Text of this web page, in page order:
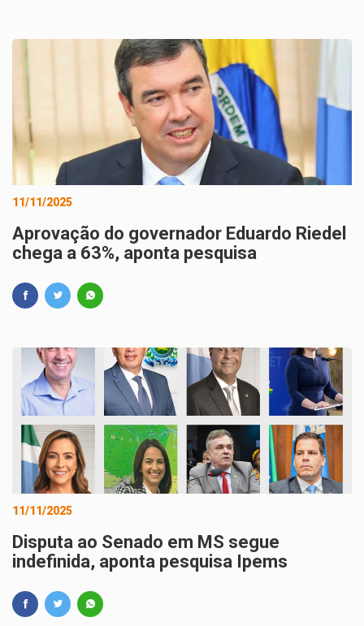
11/11/2025
Aprovação do governador Eduardo Riedel
chega a 63%, aponta pesquisa
11/11/2025
Disputa ao Senado em MS segue
indefinida, aponta pesquisa Ipems